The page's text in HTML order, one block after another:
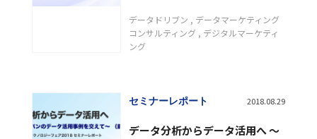
データドリブン
データマーケティング
コンサルティング
デジタルマーケティ
ング
セミナーレポート 2018.08.29
データ分析からデータ活用へ ～